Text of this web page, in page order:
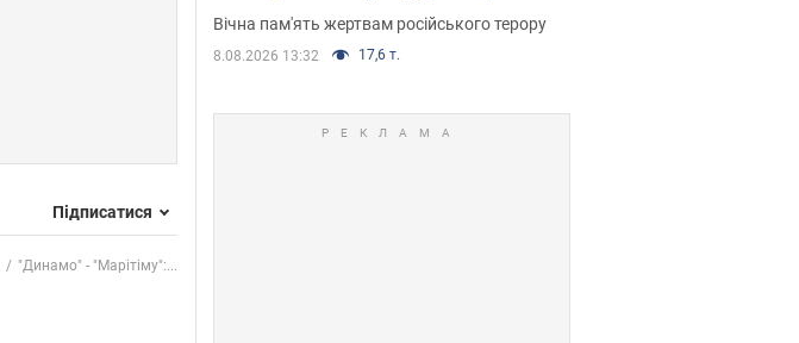
Підписатися
"Динамо" - "Марітіму":...
київського ліцею, її чоловік та онук
Вічна пам'ять жертвам російського терору
8.08.2026 13:32 17,6 т.